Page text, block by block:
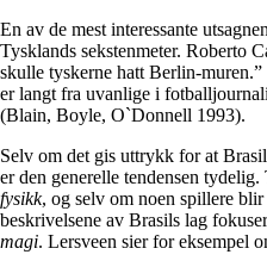
En av de mest interessante
Tysklands sekstenmeter. Roberto
skulle tyskerne hatt Berlin-
er langt fra uvanlige i
(Blain, Boyle, O`Donnell 1993).
Selv om det gis uttrykk for at
er den generelle tendensen
fysikk, og selv om noen spillere
beskrivelsene av Brasils lag
magi. Lersveen sier for eksempel